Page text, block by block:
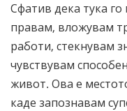
Сфатив дека тука
правам, вложувам
работи, стекнувам
чувствувам
живот. Ова е
каде запознавам